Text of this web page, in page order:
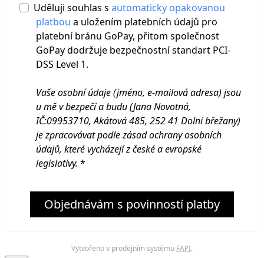
Uděluji souhlas s automaticky opakovanou
platbou a uložením platebních údajů pro
platební bránu GoPay, přitom společnost
GoPay dodržuje bezpečnostní standart PCI-
DSS Level 1.
Vaše osobní údaje (jméno, e-mailová adresa) jsou
u mě v bezpečí a budu (Jana Novotná,
IČ:09953710, Akátová 485, 252 41 Dolní břežany)
je zpracovávat podle zásad ochrany osobních
údajů, které vycházejí z české a evropské
legislativy. *
Objednávám s povinností platby
Vytvořeno v prodejním systému FAPI.